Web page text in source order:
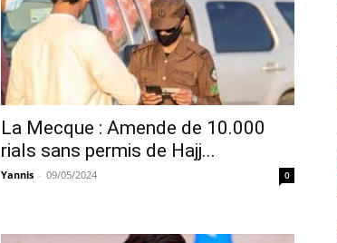
La Mecque : Amende de 10.000
rials sans permis de Hajj...
Yannis - 09/05/2024 0